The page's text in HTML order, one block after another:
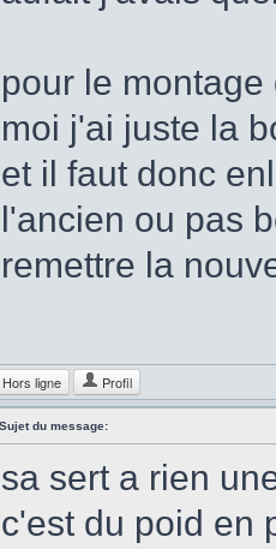
pour le
moi j'ai juste la
et il faut donc
l'ancien ou pas
remettre la
Hors ligne Profil
Sujet du message:
sa sert a rien
c'est du poid en